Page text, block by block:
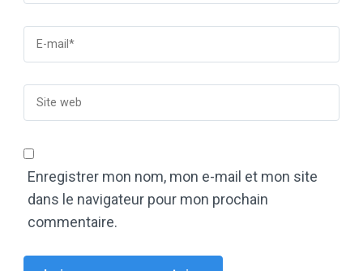
Enregistrer mon nom, mon e-mail et mon site
dans le navigateur pour mon prochain
commentaire.